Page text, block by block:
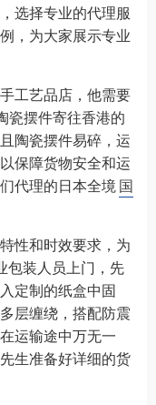
选择专业的代理服
，为大家展示专业
工艺品店，他需要
瓷摆件寄往香港的
陶瓷摆件易碎，运
保障货物安全和运
代理的日本全境国
性和时效要求，为
包装人员上门，先
定制的纸盒中固
层缠绕，搭配防震
运输途中万无一
生准备好详细的货